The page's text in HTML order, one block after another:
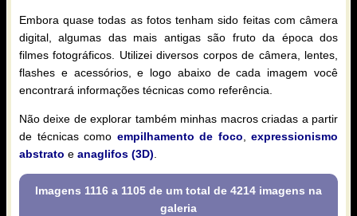
Embora quase todas as fotos tenham sido feitas com câmera
digital, algumas das mais antigas são fruto da época dos
filmes fotográficos. Utilizei diversos corpos de câmera, lentes,
flashes e acessórios, e logo abaixo de cada imagem você
encontrará informações técnicas como referência.
Não deixe de explorar também minhas macros criadas a partir
de técnicas como empilhamento de foco
expressionismo
abstrato e anaglifos (3D)
Imagens 1116 a 1105 de um total de 4214 imagens na
galeria